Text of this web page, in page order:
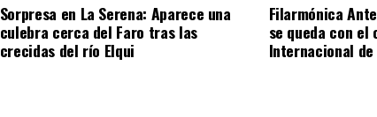
Sorpresa en La Serena: Aparece una
culebra cerca del Faro tras las
crecidas del río Elqui
Filarmónica
se queda con el
Internacional